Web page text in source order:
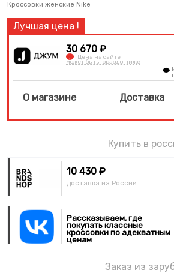
Кроссовки женские Nike
30 670 ₽
! Цена на сайте
может быть гораздо ниже
О магазине Доставка
Купить в
10 430 ₽
доставка из России
Рассказываем, где
покупать классные
кроссовки по адекватным
ценам
Заказ из